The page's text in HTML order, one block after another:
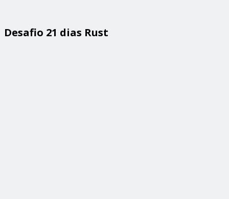
Desafio 21 dias Rust